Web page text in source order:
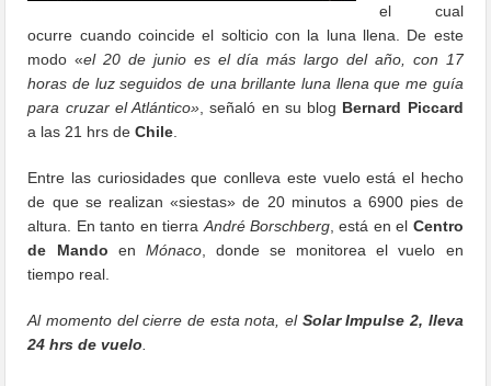
el cual
ocurre cuando coincide el solticio con la luna llena. De este
modo «el 20 de junio es el día más largo del año, con 17
horas de luz seguidos de una brillante luna llena que me guía
para cruzar el Atlántico» , señaló en su blog Bernard Piccard
a las 21 hrs deChile
Entre las curiosidades que conlleva este vuelo está el hecho
de que se realizan «siestas» de 20 minutos a 6900 pies de
altura. En tanto en tierra André Borschberg, está en el Centro
de Mando en Mónaco, donde se monitorea el vuelo en
tiempo real.
Al momento del cierre de esta nota, el Solar Impulse 2, lleva
24 hrs de vuelo